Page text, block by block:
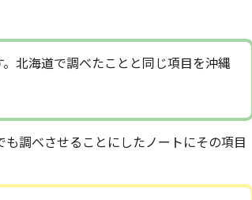
北海道で調べたことと同じ項目を沖縄
調べさせることにしたノートにその項目